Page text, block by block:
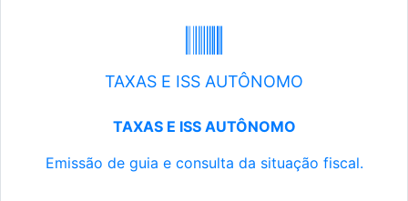
TAXAS E ISS AUTÔNOMO
TAXAS E ISS AUTÔNOMO
Emissão de guia e consulta da situação fiscal.